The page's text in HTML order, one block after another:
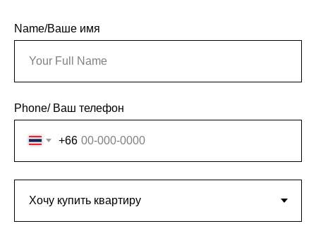
Name/Ваше имя
Phone/ Ваш телефон
+66